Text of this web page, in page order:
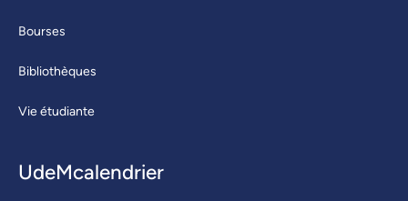
Bourses
Bibliothèques
Vie étudiante
UdeMcalendrier